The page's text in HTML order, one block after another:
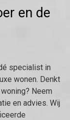
en de
specialist in
wonen. Denkt
Neem
en advies. Wij